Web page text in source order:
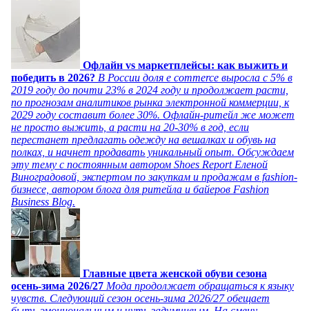
Офлайн vs маркетплейсы: как выжить и
победить в 2026? В России доля e commerce выросла с 5% в
2019 году до почти 23% в 2024 году и продолжает расти,
по прогнозам аналитиков рынка электронной коммерции, к
2029 году составит более 30%. Офлайн-ритейл же может
не просто выжить, а расти на 20-30% в год, если
перестанет предлагать одежду на вешалках и обувь на
полках, и начнет продавать уникальный опыт. Обсуждаем
эту тему с постоянным автором Shoes Report Еленой
Виноградовой, экспертом по закупкам и продажам в fashion-
бизнесе, автором блога для ритейла и байеров Fashion
Business Blog.
Главные цвета женской обуви сезона
осень-зима 2026/27 Мода продолжает обращаться к языку
чувств. Следующий сезон осень-зима 2026/27 обещает